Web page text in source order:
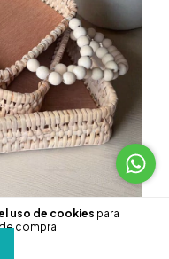
uso de cookies para
compra.